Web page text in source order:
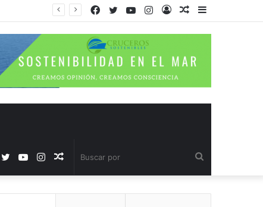
Barra
Publicación
Acceso
Instagram
YouTube
Twitter
Facebook
por
Publicación
al
Instagram
YouTube
Twitter